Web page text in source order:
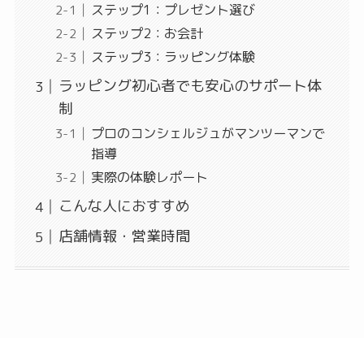
ステップ1：プレゼント選び
ステップ2：お会計
ステップ3：ラッピング体験
ラッピング初心者でも安心のサポート体
制
プロのコンシェルジュがマンツーマンで
指導
実際の体験レポート
こんな人におすすめ
店舗情報・営業時間